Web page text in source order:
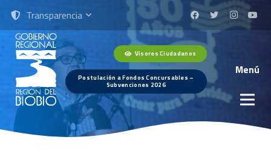
Transparencia
Visores Ciudadanos
Postulación a Fondos Concursables –
Subvenciones 2026
Menú